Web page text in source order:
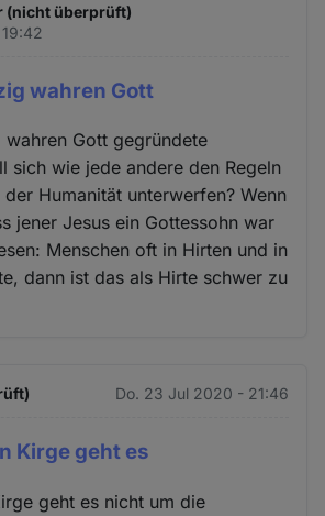
(nicht überprüft)
wahren Gott
wahren Gott gegründete
sich wie jede andere den Regeln
Humanität unterwerfen? Wenn
jener Jesus ein Gottessohn war
Menschen oft in Hirten und in
dann ist das als Hirte schwer zu
Do. 23 Jul 2020 - 21:46
Kirge geht es
geht es nicht um die